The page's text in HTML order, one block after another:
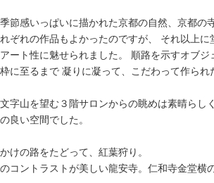
節感いっぱいに描かれた京都の自然、京都の
ぞれの作品もよかったのですが、 それ以上
ート性に魅せられました。 順路を示すオブ
に至るまで 凝りに凝って、こだわって作ら
字山を望む３階サロンからの眺めは素晴らし
良い空間でした。
けの路をたどって、紅葉狩り。
コントラストが美しい龍安寺。仁和寺金堂横